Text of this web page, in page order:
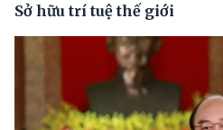
Sở hữu trí tuệ thế giới